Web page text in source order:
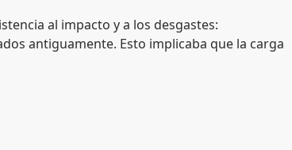
al impacto y a los desgastes:
antiguamente. Esto implicaba que la carga